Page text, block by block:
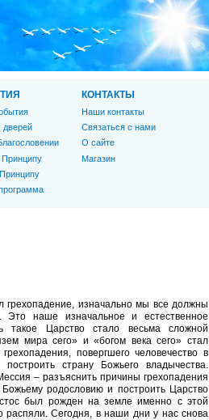
грехопадение, изначально мы все должны
наше изначальное и естественное
такое Царство стало весьма сложной
мира сего» и «богом века сего» стал
повергшего человечество в
страну Божьего владычества.
– разъяснить причины грехопадения
Божьему родословию и построить Царство
был рожден на земле именно с этой
распяли. Сегодня, в наши дни у нас снова
дверей
КОНТАКТЫ
Наши контакты
Связаться с нами
О сайте
Магазин